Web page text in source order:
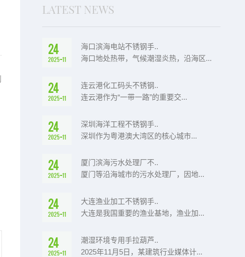
LATEST NEWS
24
2025-11
海口滨海电站不锈钢手..
海口地处热带，气候潮湿炎热，沿海区...
24
2025-11
连云港化工码头不锈钢..
连云港作为“一带一路”的重要交...
24
2025-11
深圳海洋工程不锈钢手..
深圳作为粤港澳大湾区的核心城市...
24
2025-11
厦门滨海污水处理厂不..
厦门等沿海城市的污水处理厂，因地...
24
2025-11
大连渔业加工不锈钢手..
大连是我国重要的渔业基地，渔业加...
24
2025-11
潮湿环境专用手拉葫芦..
2025年11月5日，某建筑行业媒体计...